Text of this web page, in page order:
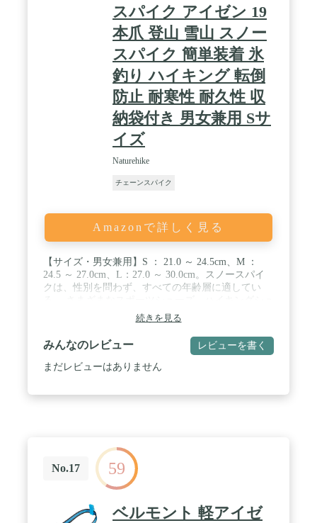
スパイク アイゼン 19
本爪 登山 雪山 スノー
スパイク 簡単装着 氷
釣り ハイキング 転倒
防止 耐寒性 耐久性 収
納袋付き 男女兼用 Sサ
イズ
Naturehike
チェーンスパイク
Amazonで詳しく見る
【サイズ・男女兼用】S ： 21.0 ～ 24.5cm、M ：
24.5 ～ 27.0cm、L：27.0 ～ 30.0cm。スノースパイ
クは、性別を問わず、すべての年齢層に適してい
ーズ、ブーツなどに使用できる。 / 【19本爪 アイゼ
ン】新型アイゼンとして、全部で19本爪があり、凍
結しているところで360度のトラクションを提供す
る。その点爪の小さいチェーンスパイクなら、地面
から足裏が離れる感覚が少ないので、ほとんどのと
単装着 】初心者でも簡単に装着できる設計でありな
がら、冬の低山や夏の雪渓歩行に十分な役割を果た
す。また、ベルクロバンド付き、誤脱防止する。都
市部における突然の道路凍結や雪道にも便利で保護
対策としても使える軽アイゼン。 / 【 使用用途は広
範囲】シリコーン製のボディは伸縮性があるため、
続きを見る
みんなのレビュー レビューを書く
まだレビューはありません
No.17 59
ベルモント 軽アイゼ